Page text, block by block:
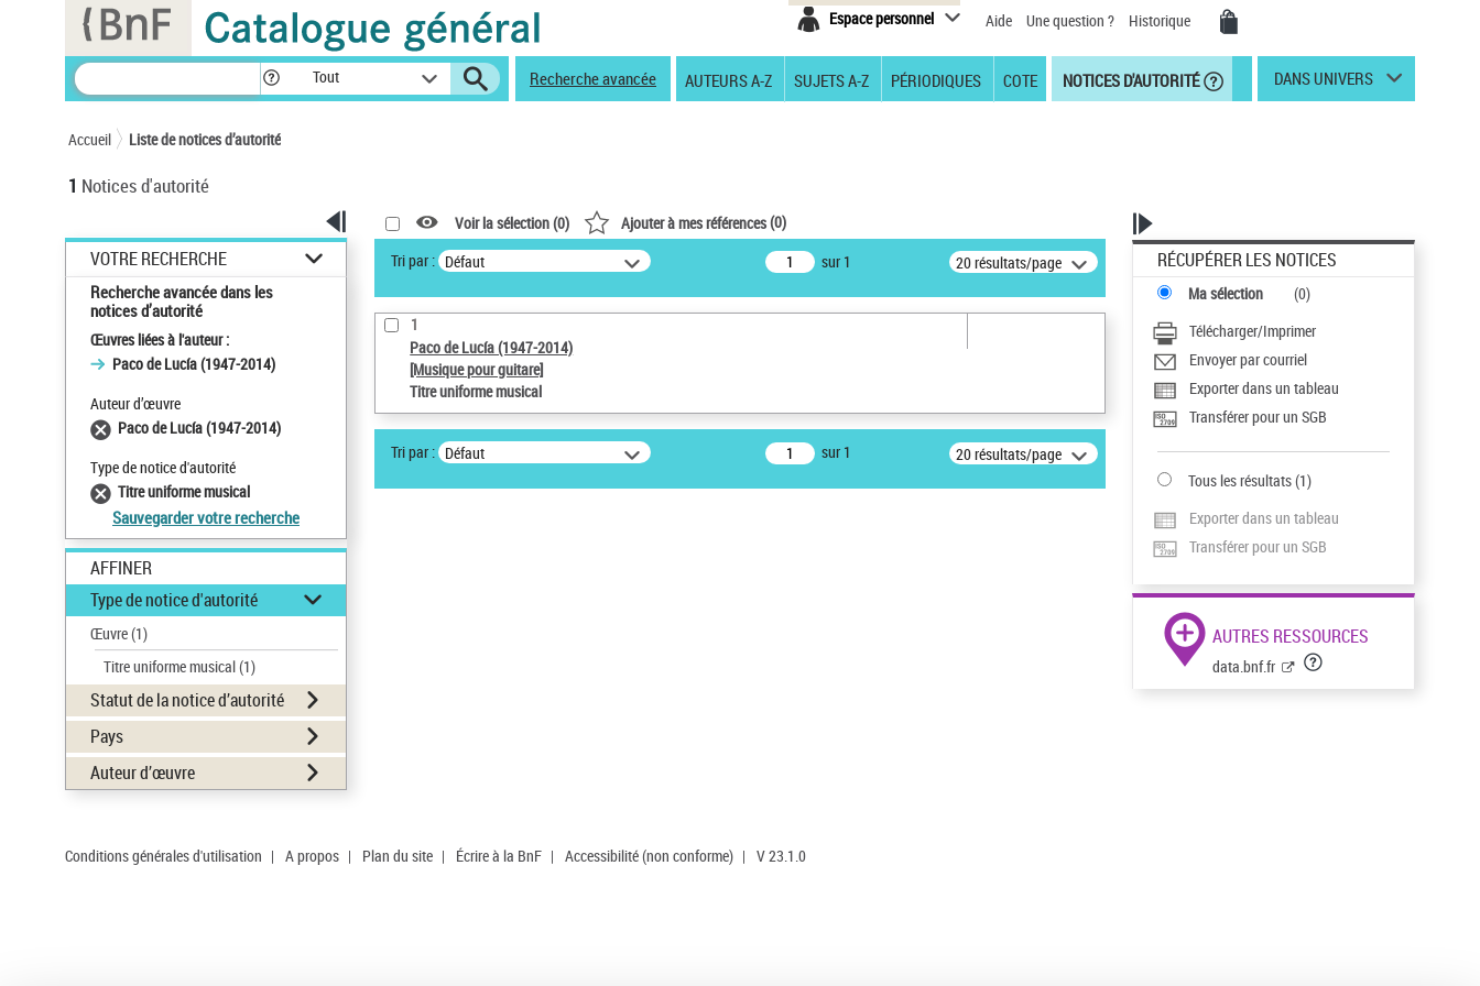
Espace personnel Aide Une question ? Historique
Tout Recherche avancée AUTEURS A-Z SUJETS A-Z PÉRIODIQUES COTE NOTICES D'AUTORITÉ DANS UNIVERS
Accueil Liste de notices d’autorité
1 Notices d'autorité
VOTRE RECHERCHE
Recherche avancée dans les
notices d’autorité
Œuvres liées à l'auteur :
Paco de Lucía (1947-2014)
Auteur d’œuvre
Paco de Lucía (1947-2014)
Type de notice d'autorité
Titre uniforme musical
Sauvegarder votre recherche
AFFINER
Type de notice d'autorité
Œuvre(1)
Titre uniforme musical(1)
Statut de la notice d’autorité
Pays
Auteur d’œuvre
Voir la sélection (0) Ajouter à mes références(0)
Tri par : Défaut sur 1 20 résultats/page
1
Paco de Lucía (1947-2014)
[Musique pour guitare]
Titre uniforme musical
Tri par : Défaut sur 1 20 résultats/page
RÉCUPÉRER LES NOTICES
Ma sélection (0)
Télécharger/Imprimer
Envoyer par courriel
Exporter dans un tableau
Transférer pour un SGB
Tous les résultats(1)
Exporter dans un tableau
Transférer pour un SGB
AUTRES RESSOURCES
data.bnf.fr
Conditions générales d'utilisation | A propos | Plan du site | Écrire à la BnF | Accessibilité (non conforme) | V 23.1.0
Panneau de gestion des cookies